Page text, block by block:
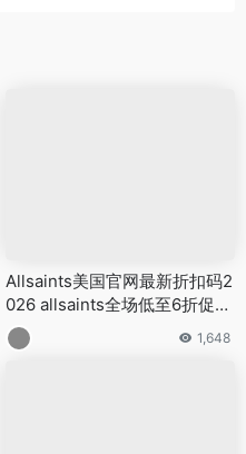
Allsaints美国官网最新折扣码2
026 allsaints全场低至6折促销
满额免邮
1,648